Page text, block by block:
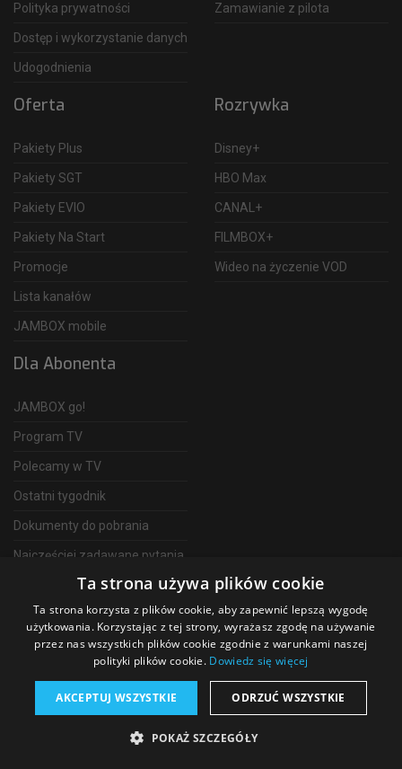
Polityka prywatności
Dostęp i wykorzystanie danych
Udogodnienia
Zamawianie z pilota
Oferta
Pakiety Plus
Pakiety SGT
Pakiety EVIO
Pakiety Na Start
Promocje
Lista kanałów
JAMBOX mobile
Rozrywka
Disney+
HBO Max
CANAL+
FILMBOX+
Wideo na życzenie VOD
Dla Abonenta
JAMBOX go!
Program TV
Polecamy w TV
Ostatni tygodnik
Dokumenty do pobrania
Najczęściej zadawane pytania
Telewizja Światłowodowa
2026 SGT Operator telewizji JAMBOX
Ta strona używa plików cookie
Ta strona korzysta z plików cookie, aby zapewnić lepszą wygodę
użytkowania. Korzystając z tej strony, wyrażasz zgodę na używanie
przez nas wszystkich plików cookie zgodnie z warunkami naszej
polityki plików cookie. Dowiedz się więcej
AKCEPTUJ WSZYSTKIE ODRZUĆ WSZYSTKIE
POKAŻ SZCZEGÓŁY